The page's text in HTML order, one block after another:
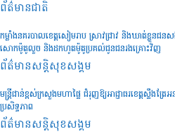
ព័ត៌មានជាតិ
កម្លាំងនគរបាលខេត្តសៀមរាប ស្រាវជ្រាវ និងឃាត់ខ្លួ
សោកម៉ូតូលួច និងដកហូតម៉ូតូប្រគល់ជូនជនរងគ្រោះវិញ
ព័ត៌មានសន្តិសុខ​សង្គម
មន្រ្តីជាន់ខ្ពស់ក្រសួងមហាផ្ទៃ ជំរុញឱ្យអាជ្ញាធរខេត្តស្ទឹ
ប្រសិទ្ធភាព
ព័ត៌មានសន្តិសុខ​សង្គម